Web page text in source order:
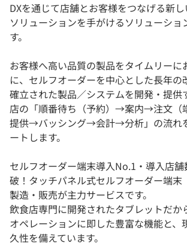
DXを通じて店舗とお客様をつなげる新
ソリューションを手がけるソリューショ
す。
お客様へ高い品質の製品をタイムリーに
に、セルフオーダーを中心とした長年の
確立された製品／システムを開発・提供
店の「順番待ち（予約）→案内→注文（
提供→バッシング→会計→分析」の流れ
ートします。
セルフオーダー端末導入No.1・導入店
破！タッチパネル式セルフオーダー端末
製造・販売が主力サービスです。
飲食店専門に開発されたタブレットだか
オペレーションに即した豊富な機能と、
久性を備えています。